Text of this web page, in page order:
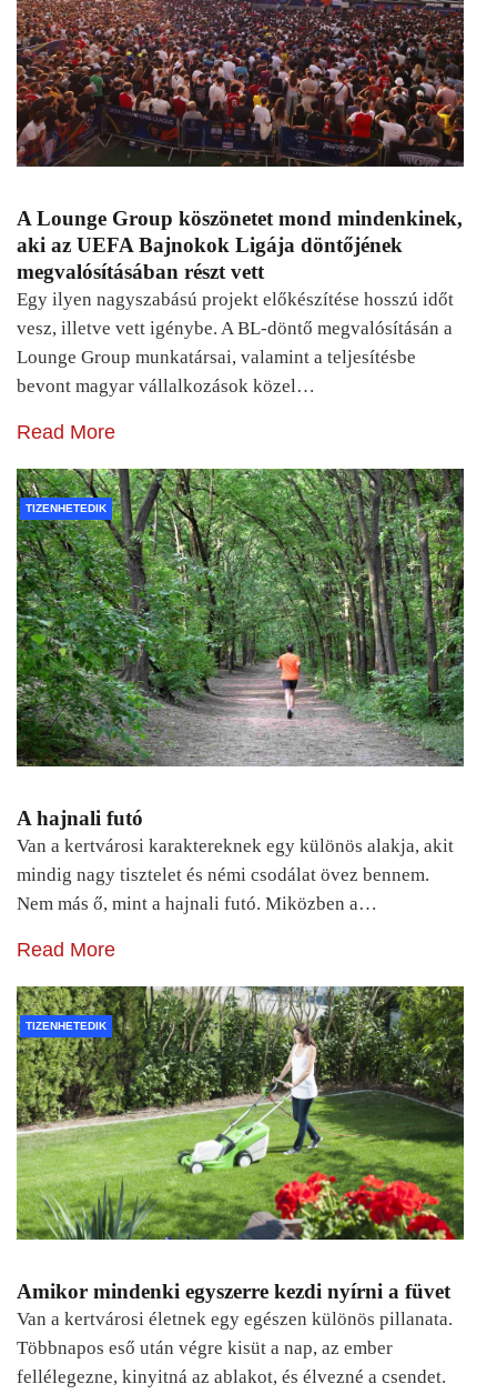
A Lounge Group köszönetet mond mindenkinek,
aki az UEFA Bajnokok Ligája döntőjének
megvalósításában részt vett
Egy ilyen nagyszabású projekt előkészítése hosszú időt
vesz, illetve vett igénybe. A BL-döntő megvalósításán a
Lounge Group munkatársai, valamint a teljesítésbe
bevont magyar vállalkozások közel…
Read More
TIZENHETEDIK
A hajnali futó
Van a kertvárosi karaktereknek egy különös alakja, akit
mindig nagy tisztelet és némi csodálat övez bennem.
Nem más ő, mint a hajnali futó. Miközben a…
Read More
TIZENHETEDIK
Amikor mindenki egyszerre kezdi nyírni a füvet
Van a kertvárosi életnek egy egészen különös pillanata.
Többnapos eső után végre kisüt a nap, az ember
fellélegezne, kinyitná az ablakot, és élvezné a csendet.